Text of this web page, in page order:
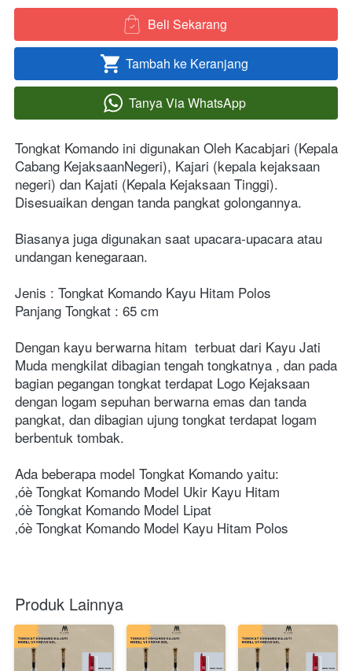
` Beli Sekarang
` Tambah ke Keranjang
` Tanya Via WhatsApp
Tongkat Komando ini digunakan Oleh Kacabjari (Kepala
Cabang KejaksaanNegeri), Kajari (kepala kejaksaan
negeri) dan Kajati (Kepala Kejaksaan Tinggi).
Disesuaikan dengan tanda pangkat golongannya.
Biasanya juga digunakan saat upacara-upacara atau
undangan kenegaraan.
Jenis : Tongkat Komando Kayu Hitam Polos
Panjang Tongkat : 65 cm
Dengan kayu berwarna hitam  terbuat dari Kayu Jati
Muda mengkilat dibagian tengah tongkatnya , dan pada
bagian pegangan tongkat terdapat Logo Kejaksaan
dengan logam sepuhan berwarna emas dan tanda
pangkat, dan dibagian ujung tongkat terdapat logam
berbentuk tombak.
Ada beberapa model Tongkat Komando yaitu:
‚óè Tongkat Komando Model Ukir Kayu Hitam
‚óè Tongkat Komando Model Lipat
‚óè Tongkat Komando Model Kayu Hitam Polos
Produk Lainnya